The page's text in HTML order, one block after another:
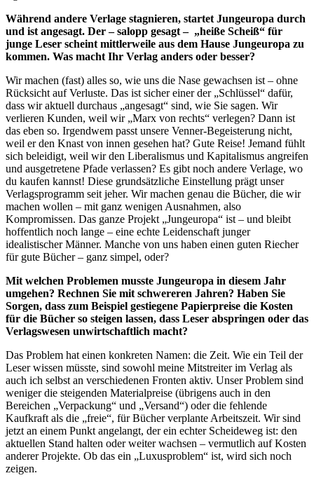
Während andere Verlage stagnieren, startet Jungeuropa durch
und ist angesagt. Der – salopp gesagt – „heiße Scheiß“ für
junge Leser scheint mittlerweile aus dem Hause Jungeuropa zu
kommen. Was macht Ihr Verlag anders oder besser?
Wir machen (fast) alles so, wie uns die Nase gewachsen ist – ohne
Rücksicht auf Verluste. Das ist sicher einer der „Schlüssel“ dafür,
dass wir aktuell durchaus „angesagt“ sind, wie Sie sagen. Wir
verlieren Kunden, weil wir „Marx von rechts“ verlegen? Dann ist
das eben so. Irgendwem passt unsere Venner-Begeisterung nicht,
weil er den Knast von innen gesehen hat? Gute Reise! Jemand fühlt
sich beleidigt, weil wir den Liberalismus und Kapitalismus angreifen
und ausgetretene Pfade verlassen? Es gibt noch andere Verlage, wo
du kaufen kannst! Diese grundsätzliche Einstellung prägt unser
Verlagsprogramm seit jeher. Wir machen genau die Bücher, die wir
machen wollen – mit ganz wenigen Ausnahmen, also
Kompromissen. Das ganze Projekt „Jungeuropa“ ist – und bleibt
hoffentlich noch lange – eine echte Leidenschaft junger
idealistischer Männer. Manche von uns haben einen guten Riecher
für gute Bücher – ganz simpel, oder?
Mit welchen Problemen musste Jungeuropa in diesem Jahr
umgehen? Rechnen Sie mit schwereren Jahren? Haben Sie
Sorgen, dass zum Beispiel gestiegene Papierpreise die Kosten
für die Bücher so steigen lassen, dass Leser abspringen oder das
Verlagswesen unwirtschaftlich macht?
Das Problem hat einen konkreten Namen: die Zeit. Wie ein Teil der
Leser wissen müsste, sind sowohl meine Mitstreiter im Verlag als
auch ich selbst an verschiedenen Fronten aktiv. Unser Problem sind
weniger die steigenden Materialpreise (übrigens auch in den
Bereichen „Verpackung“ und „Versand“) oder die fehlende
Kaufkraft als die „freie“, für Bücher verplante Arbeitszeit. Wir sind
jetzt an einem Punkt angelangt, der ein echter Scheideweg ist: den
aktuellen Stand halten oder weiter wachsen – vermutlich auf Kosten
anderer Projekte. Ob das ein „Luxusproblem“ ist, wird sich noch
zeigen.